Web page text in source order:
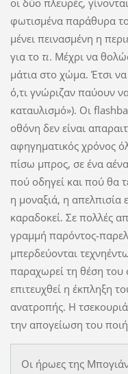
οι δύο πλευρές,
φωτισμένα παράθυρα
μένει πεινασμένη η
για το τι. Μέχρι να
μάτια στο χώμα. Έτσι
ό,τι γνώριζαν παύουν
καταυλισμό»). Οι
οθόνη δεν είναι
αφηγηματικός χρόνος
πίσω μπρος, σε ένα
πού οδηγεί και πού θα
η μοναξιά, η απελπισία
καραδοκεί. Σε πολλές
γραμμή παρόντος-
μπερδεύονται
παραχωρεί τη θέση του
επιτευχθεί η έκπληξη
ανατροπής. Η
την απογείωση του
Οι ήρωες της